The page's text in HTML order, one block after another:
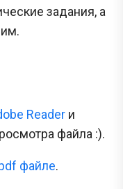
задания, а
Reader и
файла :).
файле.